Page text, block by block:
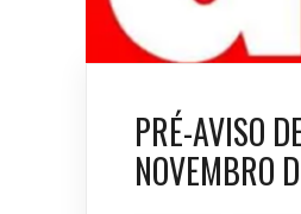
PRÉ-AVISO
NOVEMBRO